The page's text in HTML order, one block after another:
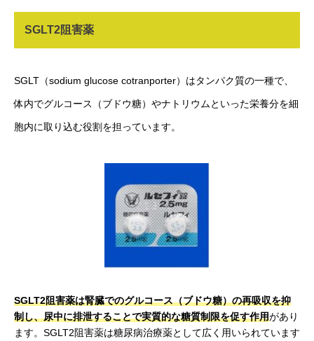
SGLT2阻害薬
SGLT（sodium glucose cotranporter）はタンパク質の一種で、
体内でグルコース（ブドウ糖）やナトリウムといった栄養分を細
胞内に取り込む役割を担っています。
SGLT2阻害薬は腎臓でのグルコース（ブドウ糖）の再吸収を抑
制し、尿中に排泄することで実質的な糖質制限を促す作用があり
ます。SGLT2阻害薬は糖尿病治療薬として広く用いられています